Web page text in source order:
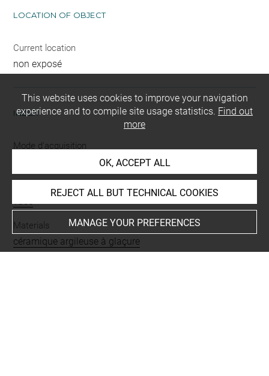
LOCATION OF OBJECT
Current location
non exposé
INDEX
Mode d'acquisition
vase
Materials
céramique argileuse à glaçure
This website uses cookies to improve your navigation
experience and to compile site usage statistics. Find out
more
OK, ACCEPT ALL
REJECT ALL BUT TECHNICAL COOKIES
MANAGE YOUR PREFERENCES